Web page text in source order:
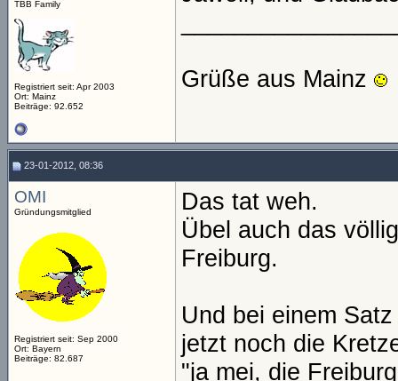
TBB Family
Registriert seit: Apr 2003
Ort: Mainz
Beiträge: 92.652
Grüße aus Mainz
23-01-2012, 08:36
OMI
Gründungsmitglied
Registriert seit: Sep 2000
Ort: Bayern
Beiträge: 82.687
Das tat weh.
Übel auch das
Freiburg.
Und bei einem
jetzt noch die
"ja mei, die